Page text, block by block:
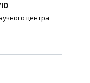
центра